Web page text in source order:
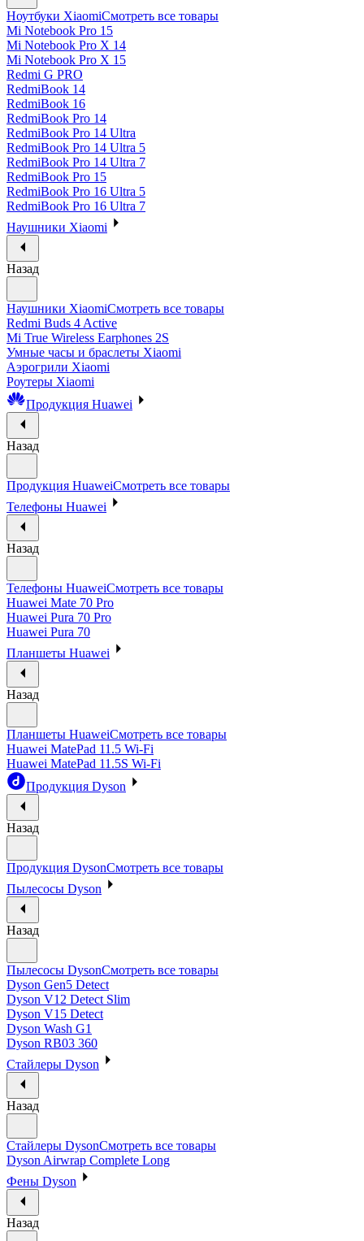
Ноутбуки XiaomiСмотреть все товары
Mi Notebook Pro 15
Mi Notebook Pro X 14
Mi Notebook Pro X 15
Redmi G PRO
RedmiBook 14
RedmiBook 16
RedmiBook Pro 14
RedmiBook Pro 14 Ultra
RedmiBook Pro 14 Ultra 5
RedmiBook Pro 14 Ultra 7
RedmiBook Pro 15
RedmiBook Pro 16 Ultra 5
RedmiBook Pro 16 Ultra 7
Наушники Xiaomi
Назад
Наушники XiaomiСмотреть все товары
Redmi Buds 4 Active
Mi True Wireless Earphones 2S
Умные часы и браслеты Xiaomi
Аэрогрили Xiaomi
Роутеры Xiaomi
Продукция Huawei
Назад
Продукция HuaweiСмотреть все товары
Телефоны Huawei
Назад
Телефоны HuaweiСмотреть все товары
Huawei Mate 70 Pro
Huawei Pura 70 Pro
Huawei Pura 70
Планшеты Huawei
Назад
Планшеты HuaweiСмотреть все товары
Huawei MatePad 11.5 Wi-Fi
Huawei MatePad 11.5S Wi-Fi
Продукция Dyson
Назад
Продукция DysonСмотреть все товары
Пылесосы Dyson
Назад
Пылесосы DysonСмотреть все товары
Dyson Gen5 Detect
Dyson V12 Detect Slim
Dyson V15 Detect
Dyson Wash G1
Dyson RB03 360
Стайлеры Dyson
Назад
Стайлеры DysonСмотреть все товары
Dyson Airwrap Complete Long
Фены Dyson
Назад